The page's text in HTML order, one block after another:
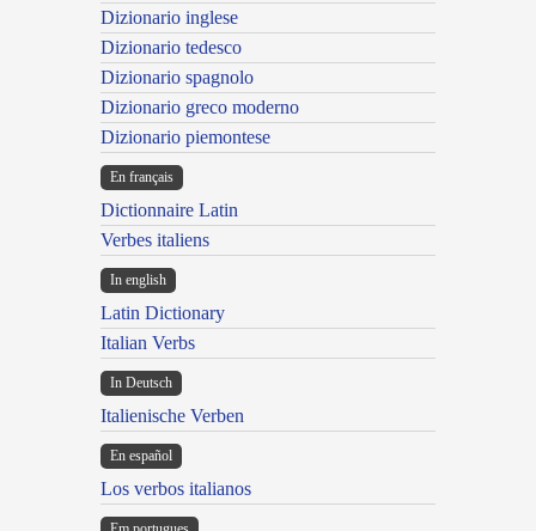
Dizionario inglese
Dizionario tedesco
Dizionario spagnolo
Dizionario greco moderno
Dizionario piemontese
En français
Dictionnaire Latin
Verbes italiens
In english
Latin Dictionary
Italian Verbs
In Deutsch
Italienische Verben
En español
Los verbos italianos